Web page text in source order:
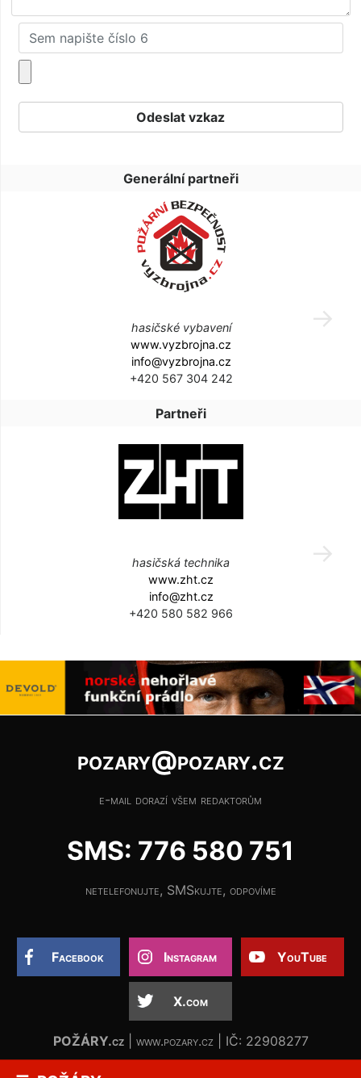
Generální partneři
hasičské vybavení
www.vyzbrojna.cz
info@vyzbrojna.cz
+420 567 304 242
Partneři
hasičská technika
www.zht.cz
info@zht.cz
+420 580 582 966
pozary@pozary.cz
e-mail dorazí všem redaktorům
SMS: 776 580 751
netelefonujte, SMSkujte, odpovíme
Facebook Instagram YouTube
X.com
POŽÁRY.cz| www.pozary.cz | IČ: 22908277